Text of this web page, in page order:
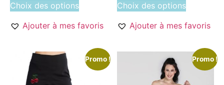
Choix des options
Ajouter à mes favoris
Choix des options
Ajouter à mes favoris
Promo ! Promo !